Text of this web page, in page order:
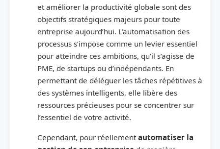
et améliorer la productivité globale sont des
objectifs stratégiques majeurs pour toute
entreprise aujourd’hui. L’automatisation des
processus s’impose comme un levier essentiel
pour atteindre ces ambitions, qu’il s’agisse de
PME, de startups ou d’indépendants. En
permettant de déléguer les tâches répétitives à
des systèmes intelligents, elle libère des
ressources précieuses pour se concentrer sur
l’essentiel de votre activité.
Cependant, pour réellement automatiser la